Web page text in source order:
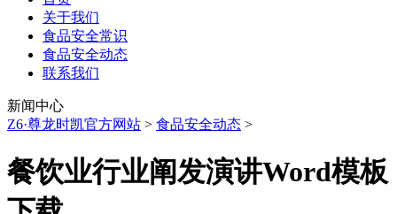
关于我们
食品安全常识
食品安全动态
联系我们
新闻中心
Z6·尊龙时凯官方网站 > 食品安全动态 >
餐饮业行业阐发演讲Word模板